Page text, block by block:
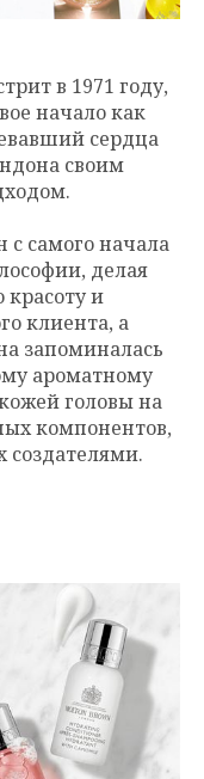
в 1971 году,
начало как
сердца
своим
самого начала
делая
красоту и
клиента, а
запоминалась
ароматному
головы на
компонентов,